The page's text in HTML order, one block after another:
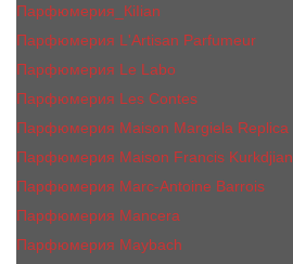
Парфюмерия_КiIiаn
Парфюмерия L'Artisan Parfumeur
Парфюмерия Le Labo
Парфюмерия Les Contes
Парфюмерия Maison Margiela Replica
Парфюмерия Maison Francis Kurkdjian
Парфюмерия Marc-Antoine Barrois
Парфюмерия Mancera
Парфюмерия Maybach